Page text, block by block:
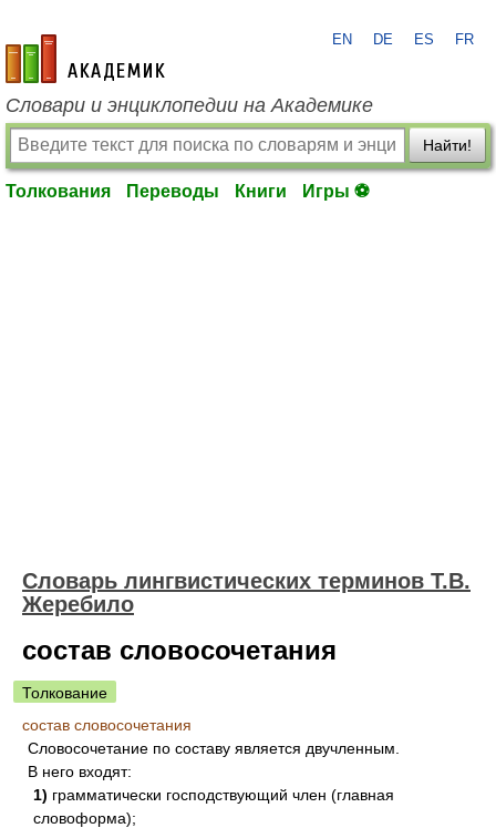
academic.ru
EN DE ES FR
Словари и энциклопедии на Академике
Найти!
Толкования Переводы Книги Игры ⚽
Словарь лингвистических терминов Т.В.
Жеребило
состав словосочетания
Толкование
состав словосочетания
Словосочетание по составу является двучленным.
В него входят:
1) грамматически господствующий член (главная
словоформа);